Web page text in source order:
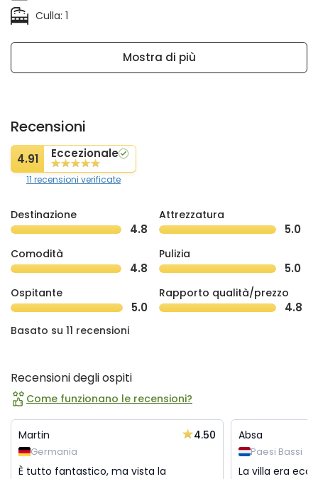
Culla: 1
Mostra di più
Recensioni
4.91 Eccezionale
11 recensioni verificate
Destinazione
4.8
Attrezzatura
5.0
Comodità
4.8
Pulizia
5.0
Ospitante
5.0
Rapporto qualità/prezzo
4.8
Basato su 11 recensioni
Recensioni degli ospiti
Come funzionano le recensioni?
Martin 4.50
Germania
È tutto fantastico, ma vista la
Absa
Paesi Bassi
La villa era